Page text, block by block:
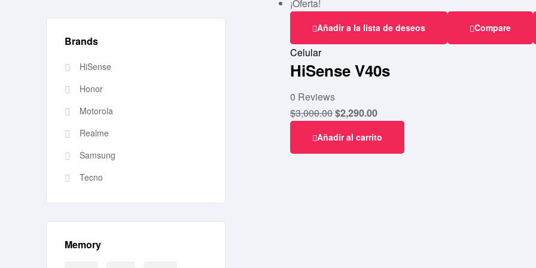
¡Oferta!
Añadir a la lista de deseos Compare
Celular
HiSense V40s
0 Reviews
$3,000.00$2,290.00
Añadir al carrito
Brands
HiSense
Honor
Motorola
Realme
Samsung
Tecno
Memory